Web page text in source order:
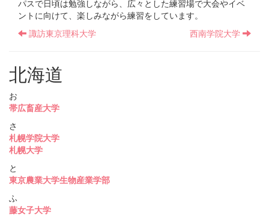
パスで日頃は勉強しながら、広々とした練習場で大会やイベ
ントに向けて、楽しみながら練習をしています。
諏訪東京理科大学
西南学院大学
北海道
お
帯広畜産大学
さ
札幌学院大学
札幌大学
と
東京農業大学生物産業学部
ふ
藤女子大学